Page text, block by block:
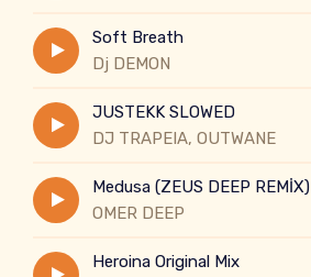
Soft Breath
Dj DEMON
JUSTEKK SLOWED
DJ TRAPEIA, OUTWANE
Medusa (ZEUS DEEP REMİX)
OMER DEEP
Heroina Original Mix